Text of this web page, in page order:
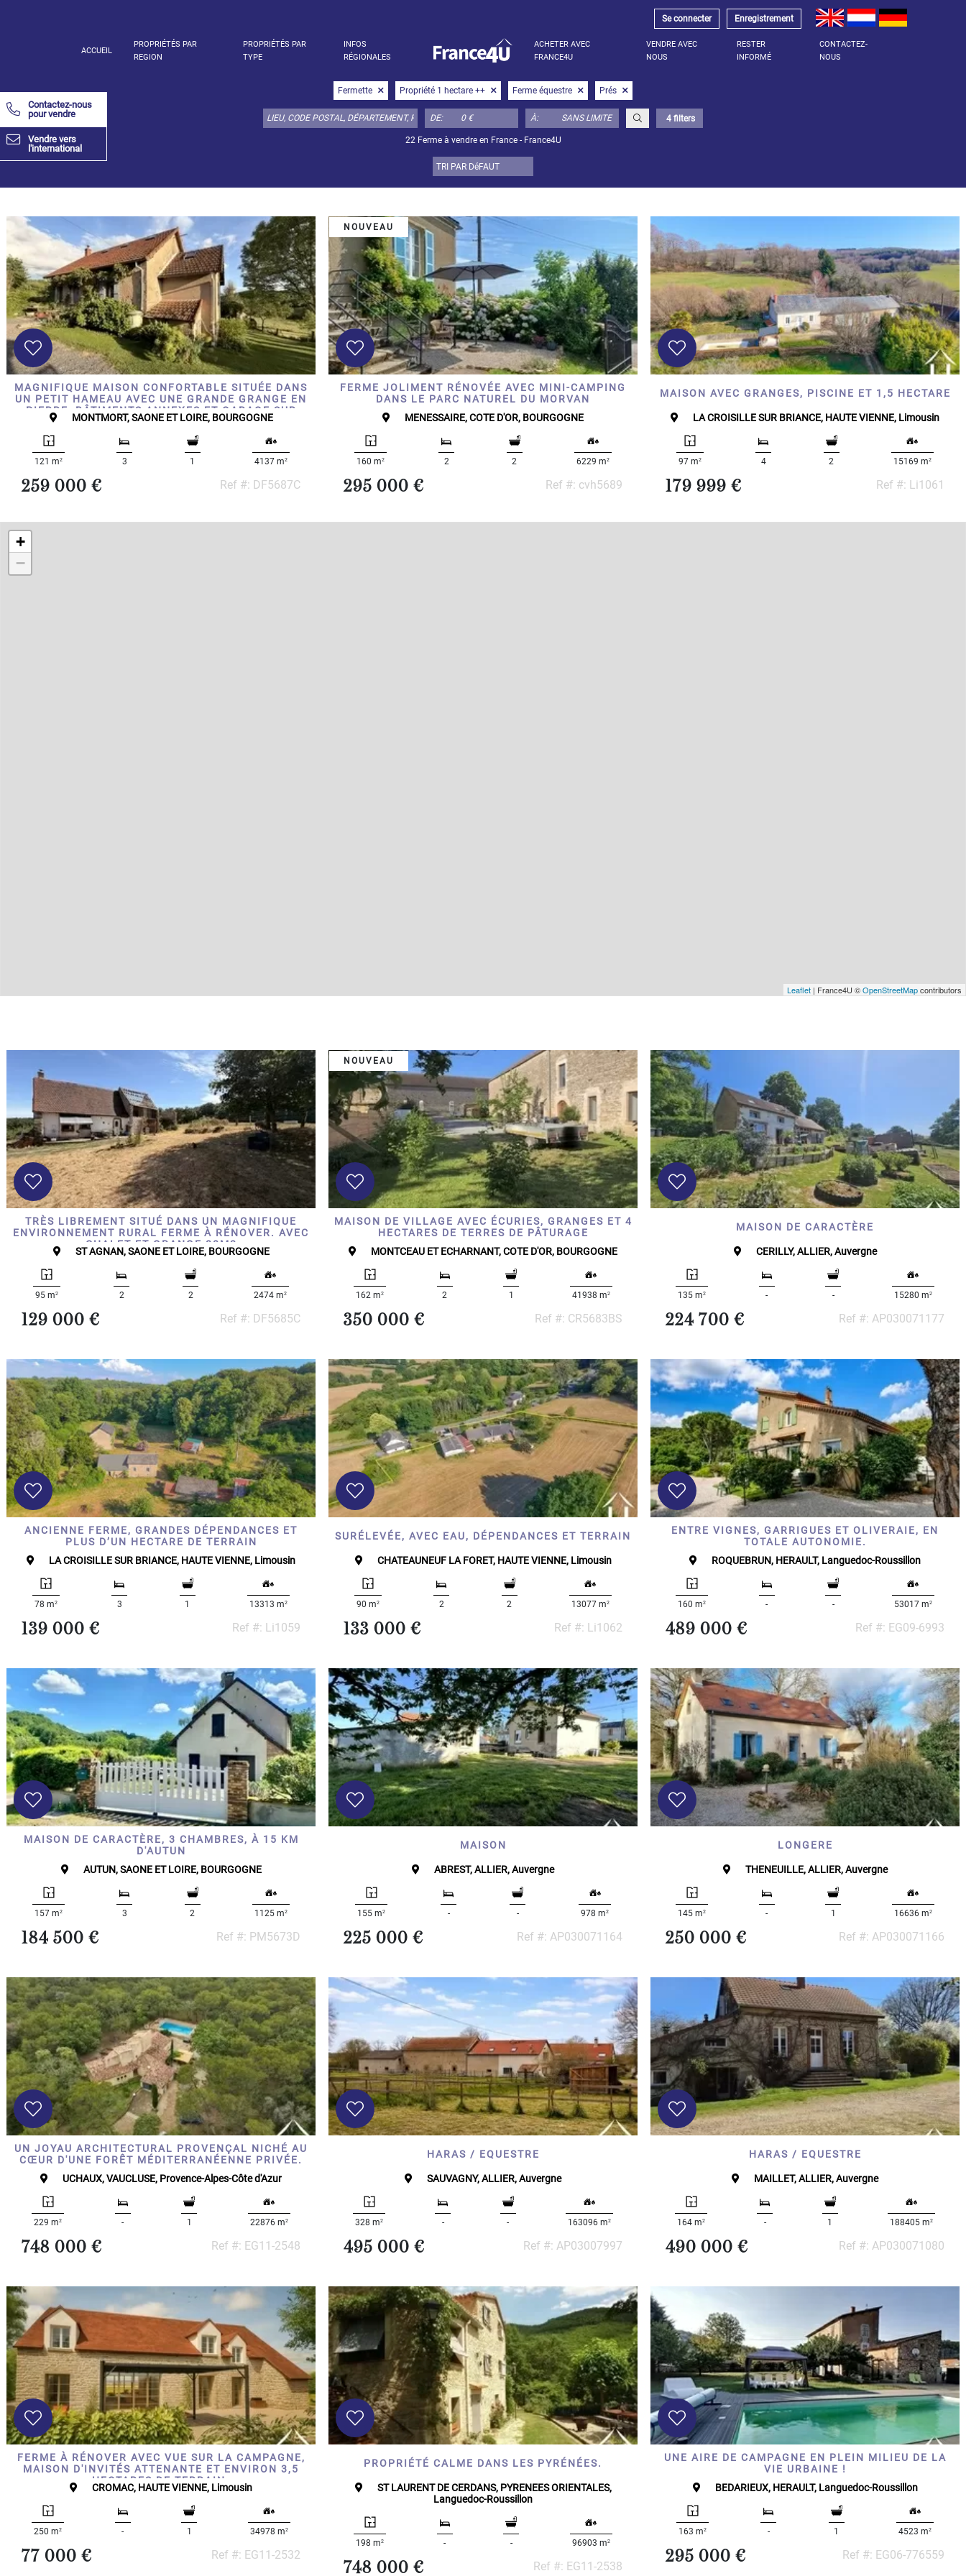
Se connecter Enregistrement
ACCUEIL
PROPRIÉTÉS PAR
REGION
PROPRIÉTÉS PAR
TYPE
INFOS
RÉGIONALES
ACHETER AVEC
FRANCE4U
VENDRE AVEC
NOUS
RESTER
INFORMÉ
CONTACTEZ-
NOUS
Fermette Propriété 1 hectare ++ Ferme équestre Prés
DE: À: 4 filters
de
bien
ici:
Loft
Duplex
Appartement
sous toit
Maison
Définir
x
Tout
choisir
Maison
Pavillon
de plain
Maison
de
bourg
Hôtel
Cottage
500
M2
500
- 2
M
2
000
000
- 10
10
000+
M2
DÉFINIR
22 Ferme à vendre en France - France4U
Contactez-nous
pour vendre
Vendre vers
l'international
MAGNIFIQUE MAISON CONFORTABLE SITUÉE DANS
UN PETIT HAMEAU AVEC UNE GRANDE GRANGE EN
PIERRE, BÂTIMENTS ANNEXES ET GARAGE SUR
PLUS DE 4000M2
MONTMORT, SAONE ET LOIRE, BOURGOGNE
121 m2 3 1 4137 m2
259 000 € Ref #: DF5687C
NOUVEAU
FERME JOLIMENT RÉNOVÉE AVEC MINI-CAMPING
DANS LE PARC NATUREL DU MORVAN
MENESSAIRE, COTE D'OR, BOURGOGNE
160 m2 2 2 6229 m2
295 000 € Ref #: cvh5689
MAISON AVEC GRANGES, PISCINE ET 1,5 HECTARE
LA CROISILLE SUR BRIANCE, HAUTE VIENNE, Limousin
97 m2 4 2 15169 m2
179 999 € Ref #: Li1061
+
−
Leaflet | France4U ©OpenStreetMapcontributors
TRÈS LIBREMENT SITUÉ DANS UN MAGNIFIQUE
ENVIRONNEMENT RURAL FERME À RÉNOVER. AVEC
CHALET ET GRANGE 80M2
ST AGNAN, SAONE ET LOIRE, BOURGOGNE
95 m2 2 2 2474 m2
129 000 € Ref #: DF5685C
NOUVEAU
MAISON DE VILLAGE AVEC ÉCURIES, GRANGES ET 4
HECTARES DE TERRES DE PÂTURAGE
MONTCEAU ET ECHARNANT, COTE D'OR, BOURGOGNE
162 m2 2 1 41938 m2
350 000 € Ref #: CR5683BS
MAISON DE CARACTÈRE
CERILLY, ALLIER, Auvergne
135 m2 - - 15280 m2
224 700 € Ref #: AP030071177
ANCIENNE FERME, GRANDES DÉPENDANCES ET
PLUS D’UN HECTARE DE TERRAIN
LA CROISILLE SUR BRIANCE, HAUTE VIENNE, Limousin
78 m2 3 1 13313 m2
139 000 € Ref #: Li1059
SURÉLEVÉE, AVEC EAU, DÉPENDANCES ET TERRAIN
CHATEAUNEUF LA FORET, HAUTE VIENNE, Limousin
90 m2 2 2 13077 m2
133 000 € Ref #: Li1062
ENTRE VIGNES, GARRIGUES ET OLIVERAIE, EN
TOTALE AUTONOMIE.
ROQUEBRUN, HERAULT, Languedoc-Roussillon
160 m2 - - 53017 m2
489 000 € Ref #: EG09-6993
MAISON DE CARACTÈRE, 3 CHAMBRES, À 15 KM
D'AUTUN
AUTUN, SAONE ET LOIRE, BOURGOGNE
157 m2 3 2 1125 m2
184 500 € Ref #: PM5673D
MAISON
ABREST, ALLIER, Auvergne
155 m2 - - 978 m2
225 000 € Ref #: AP030071164
LONGERE
THENEUILLE, ALLIER, Auvergne
145 m2 - 1 16636 m2
250 000 € Ref #: AP030071166
UN JOYAU ARCHITECTURAL PROVENÇAL NICHÉ AU
CŒUR D'UNE FORÊT MÉDITERRANÉENNE PRIVÉE.
UCHAUX, VAUCLUSE, Provence-Alpes-Côte d'Azur
229 m2 - 1 22876 m2
748 000 € Ref #: EG11-2548
HARAS / EQUESTRE
SAUVAGNY, ALLIER, Auvergne
328 m2 - - 163096 m2
495 000 € Ref #: AP03007997
HARAS / EQUESTRE
MAILLET, ALLIER, Auvergne
164 m2 - 1 188405 m2
490 000 € Ref #: AP030071080
FERME À RÉNOVER AVEC VUE SUR LA CAMPAGNE,
MAISON D'INVITÉS ATTENANTE ET ENVIRON 3,5
HECTARES DE TERRAIN.
CROMAC, HAUTE VIENNE, Limousin
250 m2 - 1 34978 m2
77 000 € Ref #: EG11-2532
PROPRIÉTÉ CALME DANS LES PYRÉNÉES.
ST LAURENT DE CERDANS, PYRENEES ORIENTALES,
Languedoc-Roussillon
198 m2 - - 96903 m2
748 000 € Ref #: EG11-2538
UNE AIRE DE CAMPAGNE EN PLEIN MILIEU DE LA
VIE URBAINE !
BEDARIEUX, HERAULT, Languedoc-Roussillon
163 m2 - 1 4523 m2
295 000 € Ref #: EG06-776559